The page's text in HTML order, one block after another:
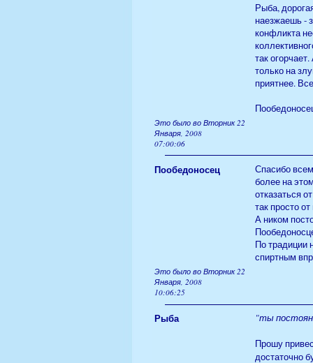
Рыба,
наезжаешь -
конфликта
так
только на
приятнее.
Это было во Вторник 22
Января, 2008
07:00:06
Пообедоносец
Спасибо
более на
отказаться
так просто
А ником
По традиции
спиртным
Это было во Вторник 22
Января, 2008
10:06:25
Рыба "ты
Прошу
достаточно